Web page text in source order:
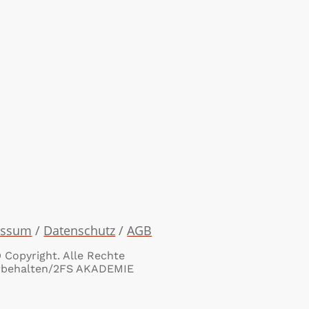
/ Datenschutz /AGB
Copyright. Alle Rechte
2FS AKADEMIE